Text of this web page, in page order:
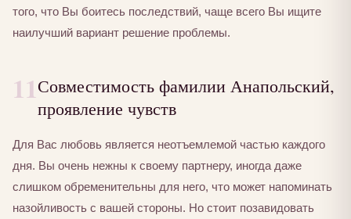
того, что Вы боитесь последствий, чаще всего Вы ищите
наилучший вариант решение проблемы.
11Совместимость фамилии Анапольский,
проявление чувств
Для Вас любовь является неотъемлемой частью каждого
дня. Вы очень нежны к своему партнеру, иногда даже
слишком обременительны для него, что может напоминать
назойливость с вашей стороны. Но стоит позавидовать